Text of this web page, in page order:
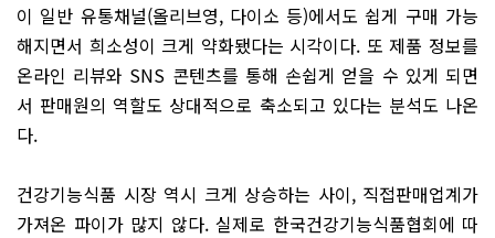
이 일반 유통채널(올리브영, 다이소 등)에서도 쉽게 구매 가능
해지면서 희소성이 크게 약화됐다는 시각이다. 또 제품 정보를
온라인 리뷰와 SNS 콘텐츠를 통해 손쉽게 얻을 수 있게 되면
서 판매원의 역할도 상대적으로 축소되고 있다는 분석도 나온
다.
건강기능식품 시장 역시 크게 상승하는 사이, 직접판매업계가
가져온 파이가 많지 않다. 실제로 한국건강기능식품협회에 따